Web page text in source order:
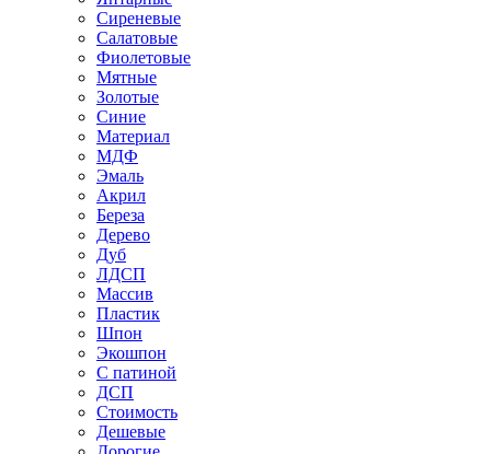
Сиреневые
Салатовые
Фиолетовые
Мятные
Золотые
Синие
Материал
МДФ
Эмаль
Акрил
Береза
Дерево
Дуб
ЛДСП
Массив
Пластик
Шпон
Экошпон
С патиной
ДСП
Стоимость
Дешевые